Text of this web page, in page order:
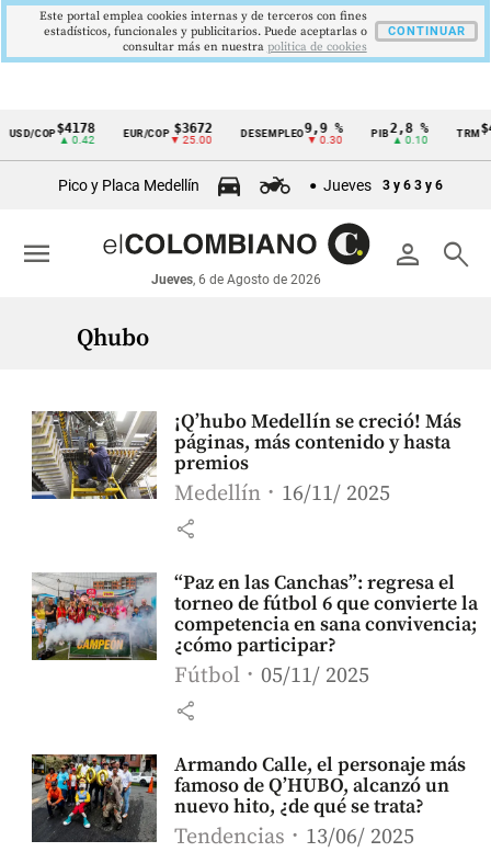
Cintillo
económicos
Colombia
USD/COP$4178
▲ 0.42
EUR/COP $3672
▼ 25.00
DESEMPLEO9,9 %
▼ 0.30
PIB 2,8 %
▲ 0.10
TRM
Pico y Placa Medellín Jueves 3 y 6 3 y 6
person search
Jueves, 6 de Agosto de 2026
menu
Qhubo
¡Q’hubo Medellín se creció! Más
páginas, más contenido y hasta
premios
Medellín 16/11/ 2025
share
“Paz en las Canchas”: regresa el
torneo de fútbol 6 que convierte la
competencia en sana convivencia;
¿cómo participar?
Fútbol 05/11/ 2025
share
Armando Calle, el personaje más
famoso de Q’HUBO, alcanzó un
nuevo hito, ¿de qué se trata?
Tendencias 13/06/ 2025
Este portal emplea cookies internas y de terceros con fines
estadísticos, funcionales y publicitarios. Puede aceptarlas o
consultar más en nuestra politica de cookies
CONTINUAR